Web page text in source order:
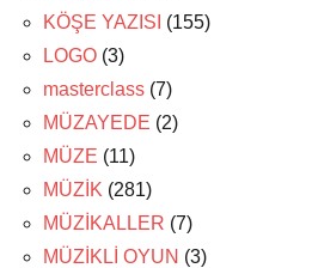
KÖŞE YAZISI (155)
LOGO (3)
masterclass (7)
MÜZAYEDE (2)
MÜZE (11)
MÜZİK (281)
MÜZİKALLER (7)
MÜZİKLİ OYUN (3)